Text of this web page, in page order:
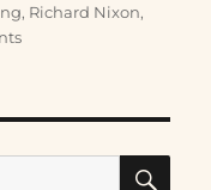
, Richard Nixon,